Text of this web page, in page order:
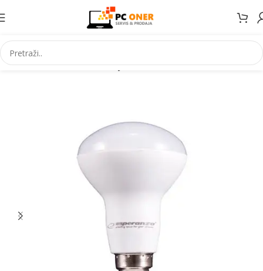
Početna Elektronika LED sijalice